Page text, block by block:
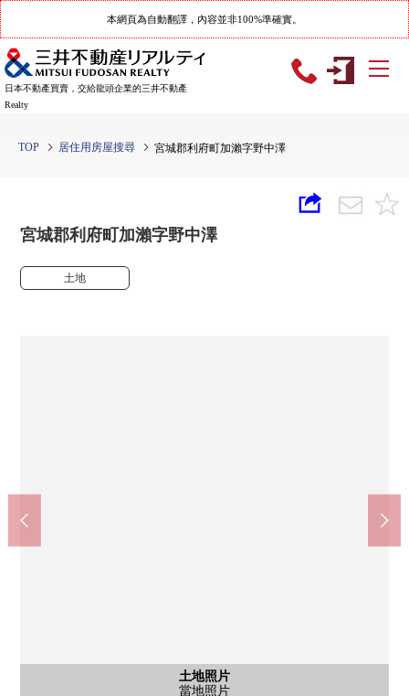
本網頁為自動翻譯，內容並非100%準確實。
日本不動產買賣，交給龍頭企業的三井不動產
Realty
TOP 居住用房屋搜尋 宮城郡利府町加瀨字野中澤
宮城郡利府町加瀨字野中澤
土地
土地照片
當地照片
土地照片
當地照片
土地照片
當地照片
含有前面道路的外觀
前面道路
土地照片
當地照片
土地照片
當地照片
土地照片
當地照片
土地照片
當地照片
土地照片
當地照片
土地照片
當地照片
土地照片
當地照片
土地照片
當地照片
土地照片
當地照片
土地照片
當地照片
土地照片
當地照片
土地照片
當地照片
土地照片
當地照片
土地照片
當地照片
土地照片
當地照片
含有前面道路的外觀
前面道路
JR東北本線"利府站"(約1910m)
步行24分鐘
利府町立利府第3小學(約1060m)
步行14分鐘
利府町立利府中學(約2250m)
步行29分鐘
TSURUHA藥品鹽釜榮町商店(約570m)
步行8分鐘
chibikko廣場10(約80m)
步行1分鐘
7-Eleven鹽釜泉澤店(約730m)
步行10分鐘
野中郵政代辦所(約940m)
步行12分鐘
DAISO Youk-Benimaru利府野中店(約960m)
步行12分鐘
SUNDRUG利府野中店(約1000m)
步行13分鐘